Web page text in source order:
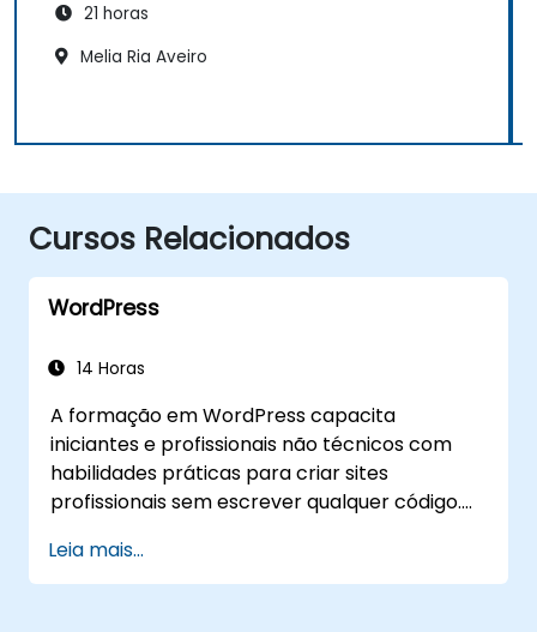
21 horas
Melia Ria Aveiro
Cursos Relacionados
WordPress
14 Horas
A formação em WordPress capacita
iniciantes e profissionais não técnicos com
habilidades práticas para criar sites
profissionais sem escrever qualquer código.
WordPress, gestão de conteúdo com posts,
páginas e mídia, e opções de configuração.
Leia mais...